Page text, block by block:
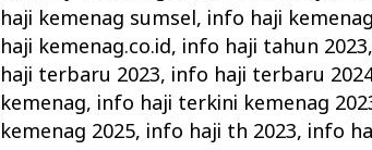
haji kemenag sumsel, info haji
haji kemenag.co.id, info haji tahun 2023,
haji terbaru 2023, info haji terbaru
kemenag, info haji terkini kemenag
kemenag 2025, info haji th 2023, info